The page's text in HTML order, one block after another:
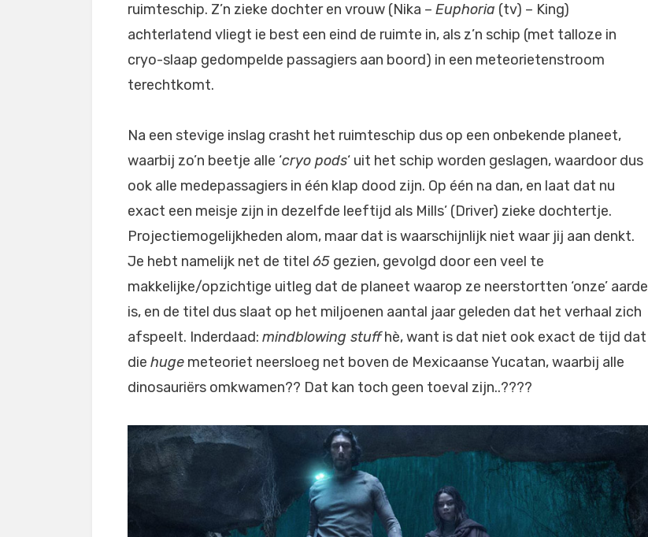
ruimteschip. Z’n zieke dochter en vrouw (Nika – Euphoria (tv) – King)
achterlatend vliegt ie best een eind de ruimte in, als z’n schip (met talloze in
cryo-slaap gedompelde passagiers aan boord) in een meteorietenstroom
terechtkomt.
Na een stevige inslag crasht het ruimteschip dus op een onbekende planeet,
waarbij zo’n beetje alle ‘cryo pods‘ uit het schip worden geslagen, waardoor dus
ook alle medepassagiers in één klap dood zijn. Op één na dan, en laat dat nu
exact een meisje zijn in dezelfde leeftijd als Mills’ (Driver) zieke dochtertje.
Projectiemogelijkheden alom, maar dat is waarschijnlijk niet waar jij aan denkt.
Je hebt namelijk net de titel 65 gezien, gevolgd door een veel te
makkelijke/opzichtige uitleg dat de planeet waarop ze neerstortten ‘onze’ aarde
is, en de titel dus slaat op het miljoenen aantal jaar geleden dat het verhaal zich
afspeelt. Inderdaad: mindblowing stuffhè, want is dat niet ook exact de tijd dat
die huge meteoriet neersloeg net boven de Mexicaanse Yucatan, waarbij alle
dinosauriërs omkwamen?? Dat kan toch geen toeval zijn..????